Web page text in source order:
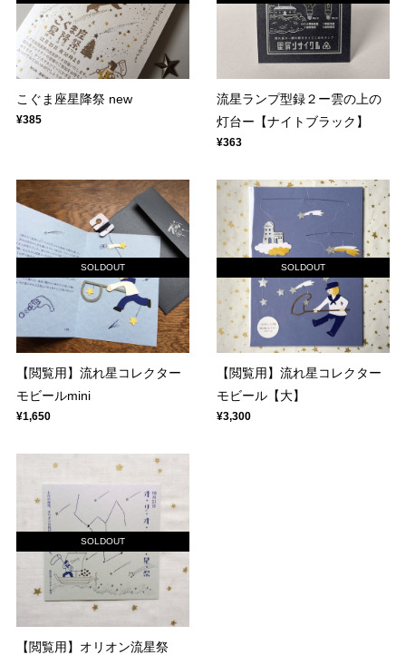
こぐま座星降祭 new
¥385
流星ランプ型録２ー雲の上の
灯台ー【ナイトブラック】
¥363
SOLDOUT
【閲覧用】流れ星コレクター
モビールmini
¥1,650
SOLDOUT
【閲覧用】流れ星コレクター
モビール【大】
¥3,300
SOLDOUT
【閲覧用】オリオン流星祭